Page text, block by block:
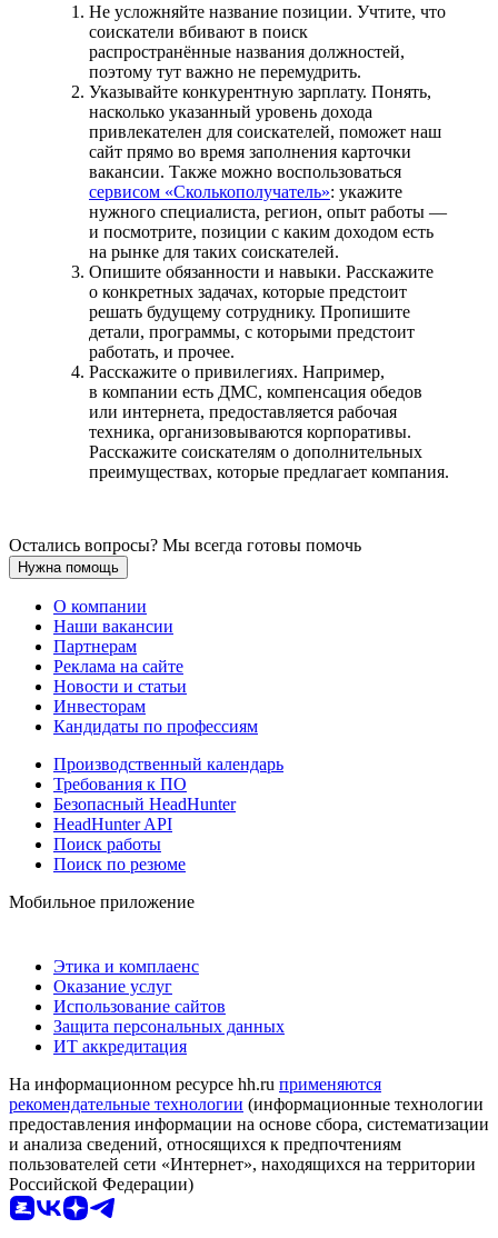
Не усложняйте название позиции. Учтите, что
соискатели вбивают в поиск
распространённые названия должностей,
поэтому тут важно не перемудрить.
Указывайте конкурентную зарплату. Понять,
насколько указанный уровень дохода
привлекателен для соискателей, поможет наш
сайт прямо во время заполнения карточки
вакансии. Также можно воспользоваться
сервисом «Сколькополучатель»: укажите
нужного специалиста, регион, опыт работы —
и посмотрите, позиции с каким доходом есть
на рынке для таких соискателей.
Опишите обязанности и навыки. Расскажите
о конкретных задачах, которые предстоит
решать будущему сотруднику. Пропишите
детали, программы, с которыми предстоит
работать, и прочее.
Расскажите о привилегиях. Например,
в компании есть ДМС, компенсация обедов
или интернета, предоставляется рабочая
техника, организовываются корпоративы.
Расскажите соискателям о дополнительных
преимуществах, которые предлагает компания.
Остались вопросы? Мы всегда готовы помочь
Нужна помощь
О компании
Наши вакансии
Партнерам
Реклама на сайте
Новости и статьи
Инвесторам
Кандидаты по профессиям
Производственный календарь
Требования к ПО
Безопасный HeadHunter
HeadHunter API
Поиск работы
Поиск по резюме
Мобильное приложение
Этика и комплаенс
Оказание услуг
Использование сайтов
Защита персональных данных
ИТ аккредитация
На информационном ресурсе hh.ru применяются
рекомендательные технологии (информационные технологии
предоставления информации на основе сбора, систематизации
и анализа сведений, относящихся к предпочтениям
пользователей сети «Интернет», находящихся на территории
Российской Федерации)